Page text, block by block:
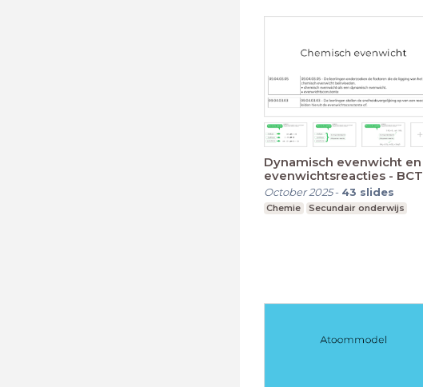
Dynamisch evenwicht en
evenwichtsreacties - BCT
2025
October 2025- 43 slides
Chemie Secundair onderwijs